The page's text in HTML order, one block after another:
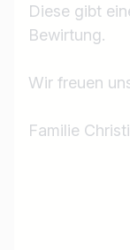
Diese gibt
Bewirtung.
Wir freuen
Familie